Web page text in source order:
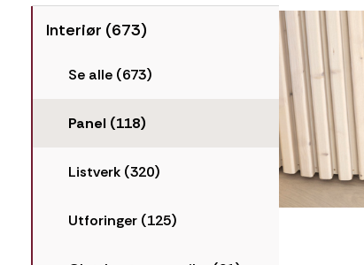
Interiør (673)
Se alle (673)
Panel (118)
Listverk (320)
Utforinger (125)